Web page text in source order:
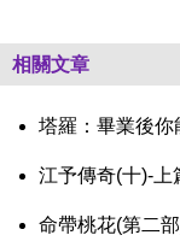
相關文章
塔羅：畢業後
江予傳奇(十)-上
命帶桃花(第二